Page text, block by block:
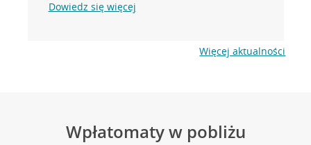
Dowiedz się więcej
Więcej aktualności
Wpłatomaty w pobliżu